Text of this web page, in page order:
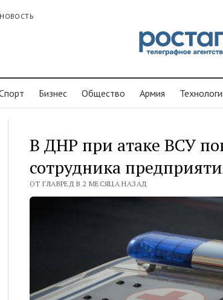
Бизнес Общество Армия
В ДНР при атаке ВСУ
сотрудника
ОТ ГЛАВРЕД В 2 МЕСЯЦА НАЗАД